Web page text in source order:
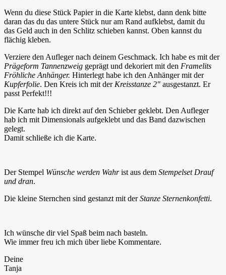
Wenn du diese Stück Papier in die Karte klebst, dann denk bitte
daran das du das untere Stück nur am Rand aufklebst, damit du
das Geld auch in den Schlitz schieben kannst. Oben kannst du
flächig kleben.
Verziere den Aufleger nach deinem Geschmack. Ich habe es mit der
Prägeform Tannenzweig geprägt und dekoriert mit den Framelits
Fröhliche Anhänger. Hinterlegt habe ich den Anhänger mit der
Kupferfolie. Den Kreis ich mit der Kreisstanze 2″ ausgestanzt. Er
passt Perfekt!!!
Die Karte hab ich direkt auf den Schieber geklebt. Den Aufleger
hab ich mit Dimensionals aufgeklebt und das Band dazwischen
gelegt.
Damit schließe ich die Karte.
Der Stempel Wünsche werden Wahrist aus dem Stempelset Drauf
und dran.
Die kleine Sternchen sind gestanzt mit derStanze Sternenkonfetti.
Ich wünsche dir viel Spaß beim nach basteln.
Wie immer freu ich mich über liebe Kommentare.
Deine
Tanja